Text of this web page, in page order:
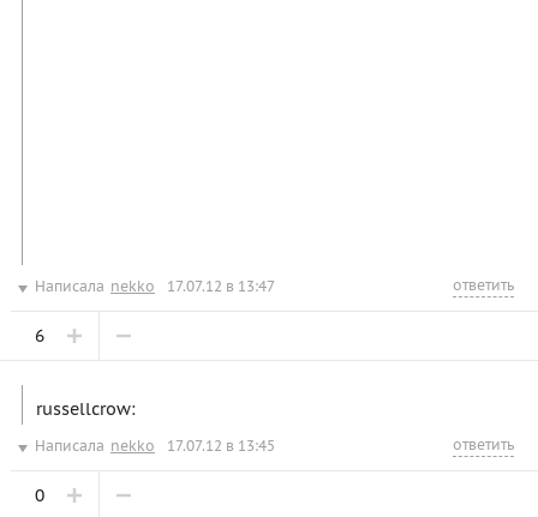
Написала nekko 17.07.12 в 13:47 ответить
6
russellcrow:
Написала nekko 17.07.12 в 13:45 ответить
0